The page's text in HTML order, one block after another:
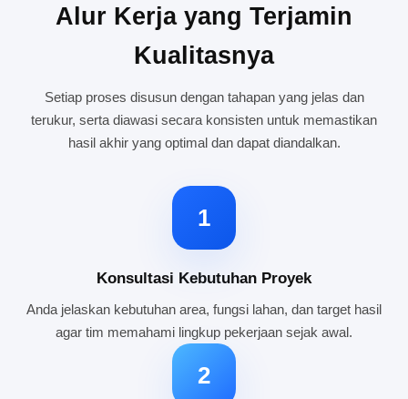
Alur Kerja yang Terjamin
Kualitasnya
Setiap proses disusun dengan tahapan yang jelas dan
terukur, serta diawasi secara konsisten untuk memastikan
hasil akhir yang optimal dan dapat diandalkan.
1
Konsultasi Kebutuhan Proyek
Anda jelaskan kebutuhan area, fungsi lahan, dan target hasil
agar tim memahami lingkup pekerjaan sejak awal.
2